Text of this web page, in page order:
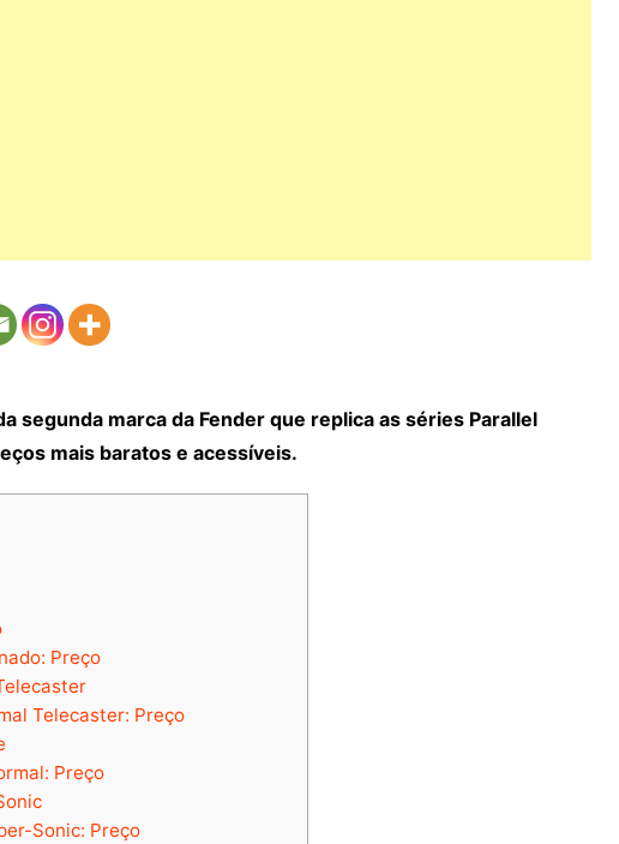
segunda marca da Fender que replica as séries Parallel
mais baratos e acessíveis.
Preço
Telecaster: Preço
Preço
Sonic: Preço